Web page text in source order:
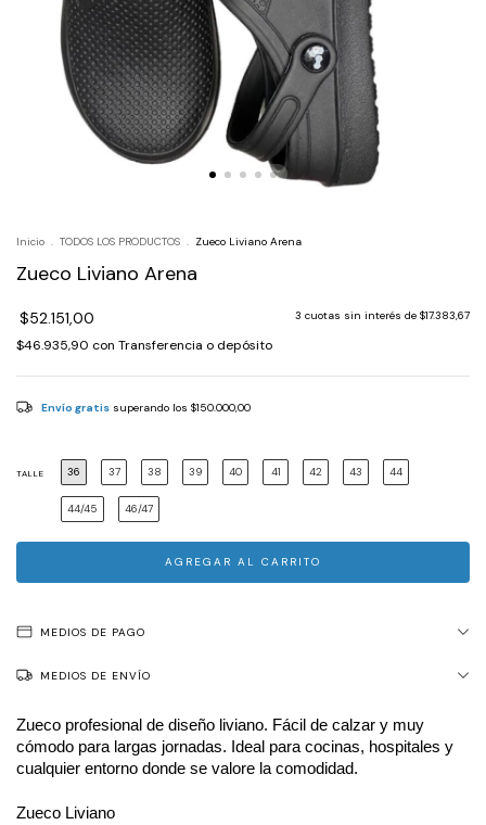
Inicio . TODOS LOS PRODUCTOS . Zueco Liviano Arena
Zueco Liviano Arena
$52.151,00 3 cuotas sin interés de $17.383,67
$46.935,90 con Transferencia o depósito
Envío gratis superando los $150.000,00
TALLE 36 37 38 39 40 41 42 43 44
44/45 46/47
MEDIOS DE PAGO
MEDIOS DE ENVÍO
Zueco profesional de diseño liviano. Fácil de calzar y muy
cómodo para largas jornadas. Ideal para cocinas, hospitales y
cualquier entorno donde se valore la comodidad.
Zueco Liviano